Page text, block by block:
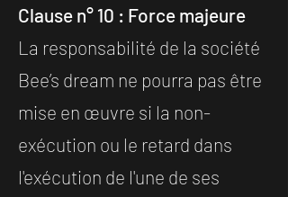
Clause n° 10 : Force majeure
La responsabilité de la société
Bee’s dream ne pourra pas être
mise en œuvre si la non-
exécution ou le retard dans
l'exécution de l'une de ses